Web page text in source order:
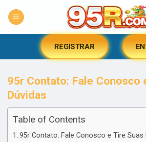
REGISTRAR
95r Contato: Fale Conosco
Dúvidas
Table of Contents
95r Contato: Fale Conosco e Tire Suas